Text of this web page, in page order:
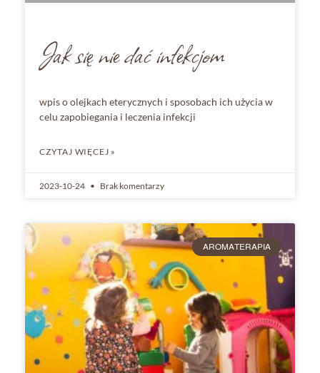
Jak się nie dać infekcjom
wpis o olejkach eterycznych i sposobach ich użycia w
celu zapobiegania i leczenia infekcji
CZYTAJ WIĘCEJ »
2023-10-24 Brak komentarzy
AROMATERAPIA